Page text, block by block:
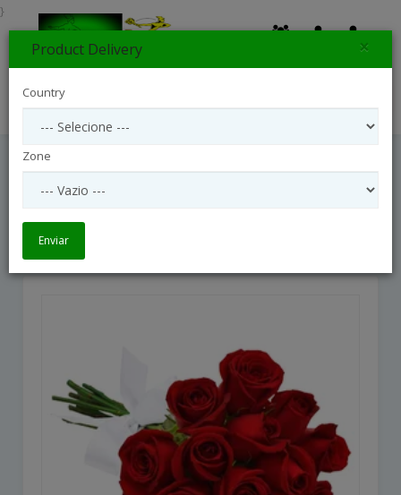
BOUQUET DIA DOS NAMORADOS 12
BOUQUET DIA DOS NAMORADOS 12 ROSAS VERMELHAS
}
Product Delivery ×
Country
Zone
Enviar